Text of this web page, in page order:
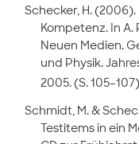
Schecker, H.
Kompetenz. In
Neuen Medien.
und Physik.
2005. (S.
Schmidt, M. &
Testitems in ein